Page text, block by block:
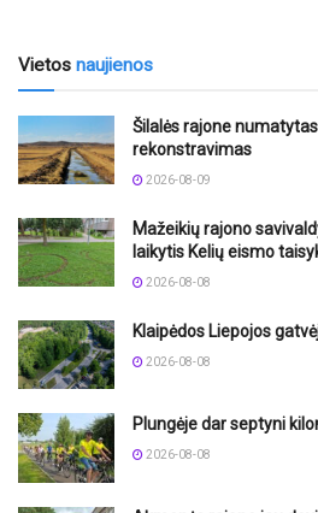
Vietos naujienos
Šilalės rajone
rekonstravimas
2026-08-09
Mažeikių rajono
laikytis Kelių eismo
2026-08-08
Klaipėdos Liepojos
2026-08-08
Plungėje dar septyni
2026-08-08